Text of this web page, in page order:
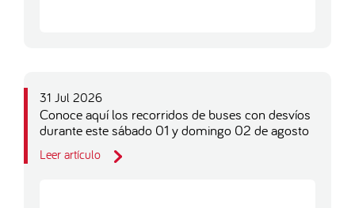
31 Jul 2026
Conoce aquí los recorridos de buses con desvíos
durante este sábado 01 y domingo 02 de agosto
Leer artículo